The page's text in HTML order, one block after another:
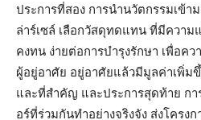
ประการที่สอง การนำนวัตกรรมเข้า
ล่าร์เซล์ เลือกวัสดุทดแทน ที่มีความ
คงทน ง่ายต่อการบำรุงรักษา เพื่อค
ผู้อยู่อาศัย อยู่อาศัยแล้วมีมูลค่าเพิ่ม
และที่สำคัญ และประการสุดท้าย ก
อร์ที่ร่วมกันทำอย่างจริงจัง ส่งโครง